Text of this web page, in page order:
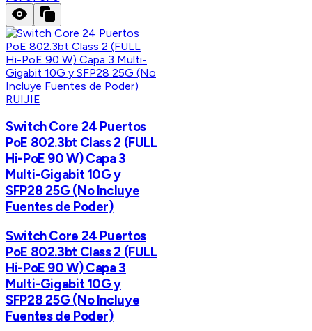
RUIJIE
Switch Core 24 Puertos
PoE 802.3bt Class 2 (FULL
Hi-PoE 90 W) Capa 3
Multi-Gigabit 10G y
SFP28 25G (No Incluye
Fuentes de Poder)
Switch Core 24 Puertos
PoE 802.3bt Class 2 (FULL
Hi-PoE 90 W) Capa 3
Multi-Gigabit 10G y
SFP28 25G (No Incluye
Fuentes de Poder)